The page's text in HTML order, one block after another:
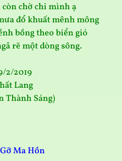
còn chờ chi mình ạ
đổ khuất mênh mông
bồng theo biển gió
rẽ một dòng sông.
2/2019
Lang
Thành Sáng)
Ma Hồn